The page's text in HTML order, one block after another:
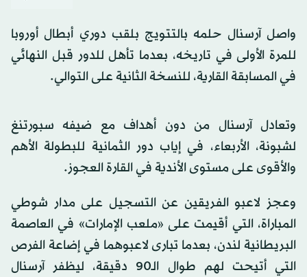
واصل آرسنال حلمه بالتتويج بلقب دوري أبطال أوروبا
للمرة الأولى في تاريخه، بعدما تأهل للدور قبل النهائي
في المسابقة القارية، للنسخة الثانية على التوالي.
وتعادل آرسنال من دون أهداف مع ضيفه سبورتنغ
لشبونة، الأربعاء، في إياب دور الثمانية للبطولة الأهم
والأقوى على مستوى الأندية في القارة العجوز.
وعجز لاعبو الفريقين عن التسجيل على مدار شوطي
المباراة، التي أقيمت على «ملعب الإمارات» في العاصمة
البريطانية لندن، بعدما تبارى لاعبوهما في إضاعة الفرص
التي أتيحت لهم طوال الـ90 دقيقة، ليظفر آرسنال